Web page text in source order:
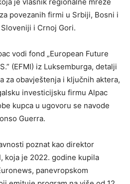
povezanih firmi u Srbiji, Bosni i
i Crnoj Gori.
vodi fond „European Future
(EFMI) iz Luksemburga, detalji
za obavještenja i ključnih aktera,
investicijsku firmu Alpac
kupca u ugovoru se navode
Guerra.
poznat kao direktor
koja je 2022. godine kupila
panevropskom